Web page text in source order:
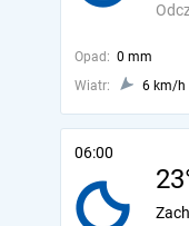
Opad: 0 mm
Wiatr:
6 km/h
06:00